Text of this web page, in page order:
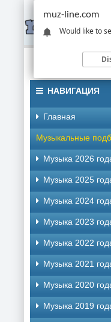
НАВИГАЦИЯ
Главная
Музыкальные
Музыка 2026
Музыка 2025
Музыка 2024
Музыка 2023
Музыка 2022
Музыка 2021
Музыка 2020
Музыка 2019
muz-line.com
Would like to